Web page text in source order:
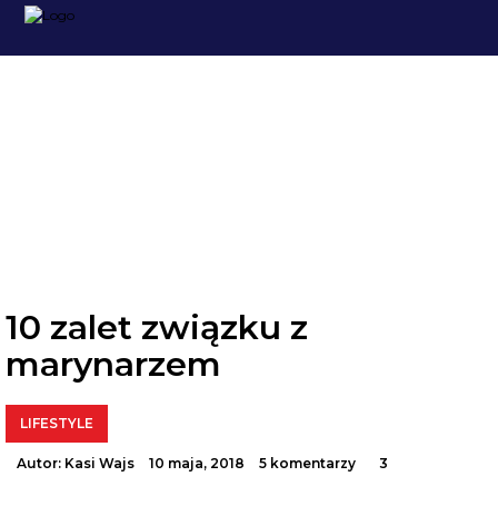
10 zalet związku z
marynarzem
LIFESTYLE
Autor: Kasi Wajs 10 maja, 2018 5 komentarzy 3